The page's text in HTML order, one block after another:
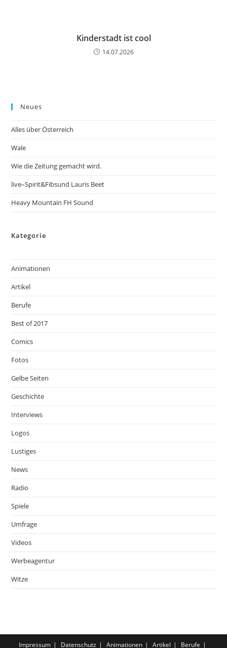
Kinderstadt ist cool
14.07.2026
Neues
Alles über Österreich
Wale
Wie die Zeitung gemacht wird.
live–Spirit&Fibsund Lauris Beet
Heavy Mountain FH Sound
Kategorie
Animationen
Artikel
Berufe
Best of 2017
Comics
Fotos
Gelbe Seiten
Geschichte
Interviews
Logos
Lustiges
News
Radio
Spiele
Umfrage
Videos
Werbeagentur
Witze
Impressum Datenschutz Animationen Artikel Berufe